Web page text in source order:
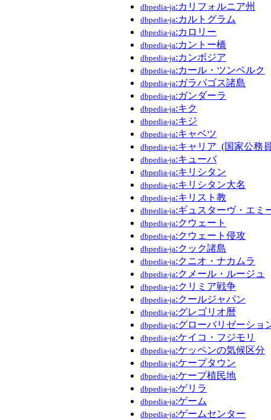
dbpedia-ja:カリフォルニア州
dbpedia-ja:カルトグラム
dbpedia-ja:カロリー
dbpedia-ja:カントー橋
dbpedia-ja:カンボジア
dbpedia-ja:カール・ツンベルク
dbpedia-ja:ガラパゴス諸島
dbpedia-ja:ガンダーラ
dbpedia-ja:キク
dbpedia-ja:キジ
dbpedia-ja:キャベツ
dbpedia-ja:キャリア_(国家公務
dbpedia-ja:キューバ
dbpedia-ja:キリシタン
dbpedia-ja:キリシタン大名
dbpedia-ja:キリスト教
dbpedia-ja:ギュスターヴ・エミ
dbpedia-ja:クウェート
dbpedia-ja:クウェート侵攻
dbpedia-ja:クック諸島
dbpedia-ja:クニオ・ナカムラ
dbpedia-ja:クメール・ルージュ
dbpedia-ja:クリミア戦争
dbpedia-ja:クールジャパン
dbpedia-ja:グレゴリオ暦
dbpedia-ja:グローバリゼーショ
dbpedia-ja:ケイコ・フジモリ
dbpedia-ja:ケッペンの気候区分
dbpedia-ja:ケープタウン
dbpedia-ja:ケープ植民地
dbpedia-ja:ゲリラ
dbpedia-ja:ゲーム
dbpedia-ja:ゲームセンター